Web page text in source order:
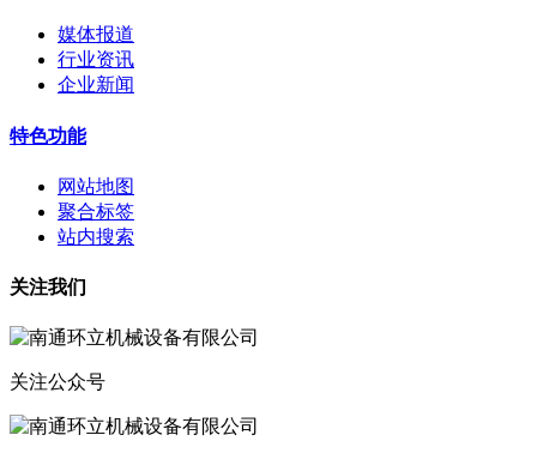
媒体报道
行业资讯
企业新闻
特色功能
网站地图
聚合标签
站内搜索
关注我们
关注公众号